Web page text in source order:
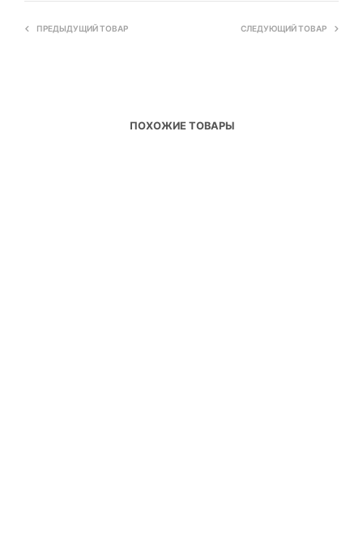
ПРЕДЫДУЩИЙ ТОВАР СЛЕДУЮЩИЙ ТОВАР
ПОХОЖИЕ ТОВАРЫ